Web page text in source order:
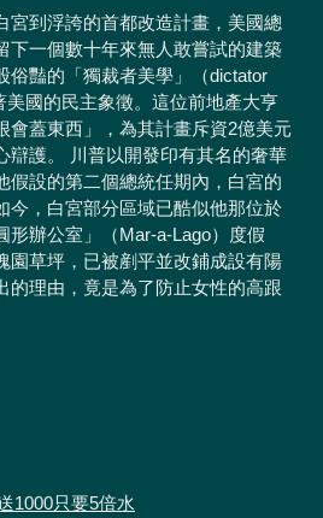
宮到浮誇的首都改造計畫，美國總
下一個數十年來無人敢嘗試的建築
俗豔的「獨裁者美學」（dictator
國的民主象徵。這位前地產大亨
會蓋東西」，為其計畫斥資2億美元
辯護。 川普以開發印有其名的奢華
假設的第二個總統任期內，白宮的
今，白宮部分區域已酷似他那位於
形辦公室」（Mar-a-Lago）度假
園草坪，已被剷平並改鋪成設有陽
的理由，竟是為了防止女性的高跟
1000只要5倍水